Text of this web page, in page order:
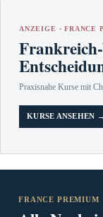
ANZEIGE · FRANCE
Praxisnahe Kurse mit
KURSE ANSEHEN →
FRANCE PREMIUM